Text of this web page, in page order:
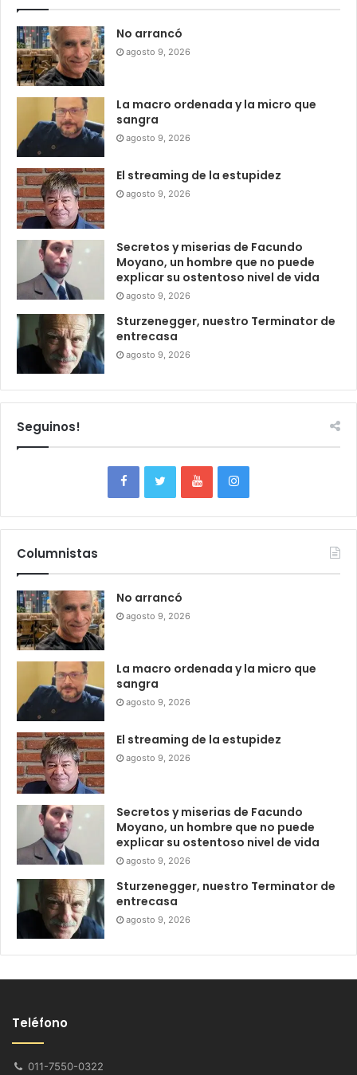
No arrancó
agosto 9, 2026
La macro ordenada y la micro que
sangra
agosto 9, 2026
El streaming de la estupidez
agosto 9, 2026
Secretos y miserias de Facundo
Moyano, un hombre que no puede
explicar su ostentoso nivel de vida
agosto 9, 2026
Sturzenegger, nuestro Terminator de
entrecasa
agosto 9, 2026
Seguinos!
Columnistas
No arrancó
agosto 9, 2026
La macro ordenada y la micro que
sangra
agosto 9, 2026
El streaming de la estupidez
agosto 9, 2026
Secretos y miserias de Facundo
Moyano, un hombre que no puede
explicar su ostentoso nivel de vida
agosto 9, 2026
Sturzenegger, nuestro Terminator de
entrecasa
agosto 9, 2026
Teléfono
011-7550-0322